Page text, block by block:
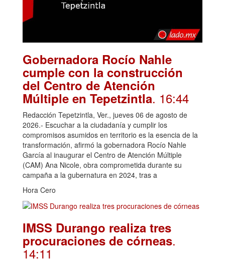
Gobernadora Rocío Nahle
cumple con la construcción
del Centro de Atención
Múltiple en Tepetzintla. 16:44
Redacción Tepetzintla, Ver., jueves 06 de agosto de
2026.- Escuchar a la ciudadanía y cumplir los
compromisos asumidos en territorio es la esencia de la
transformación, afirmó la gobernadora Rocío Nahle
García al inaugurar el Centro de Atención Múltiple
(CAM) Ana Nicole, obra comprometida durante su
campaña a la gubernatura en 2024, tras a
Hora Cero
IMSS Durango realiza tres
procuraciones de córneas.
14:11